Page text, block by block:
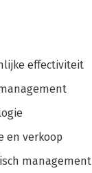
effectiviteit
en verkoop
management